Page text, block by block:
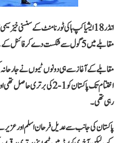
مقابلے میں 5 گول سے شکست دے کر فائنل کے لیے کوالیفائی کر لیا۔
مقابلے کے آغاز سے ہی دونوں ٹیموں نے جارحانہ
اختتام تک پاکستان کو 1-2 کی
رہی تھی۔
پاکستان کی جانب سے عدیل فرحان اسلم اور